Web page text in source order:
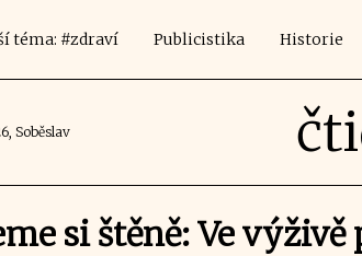
téma: #zdraví Publicistika Historie
Soběslav
si štěně: Ve výživě